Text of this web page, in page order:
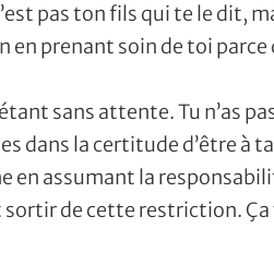
pas ton fils qui te le dit,
prenant soin de toi parce
sans attente. Tu
dans la certitude d’être à
assumant la
de cette restriction. Ça